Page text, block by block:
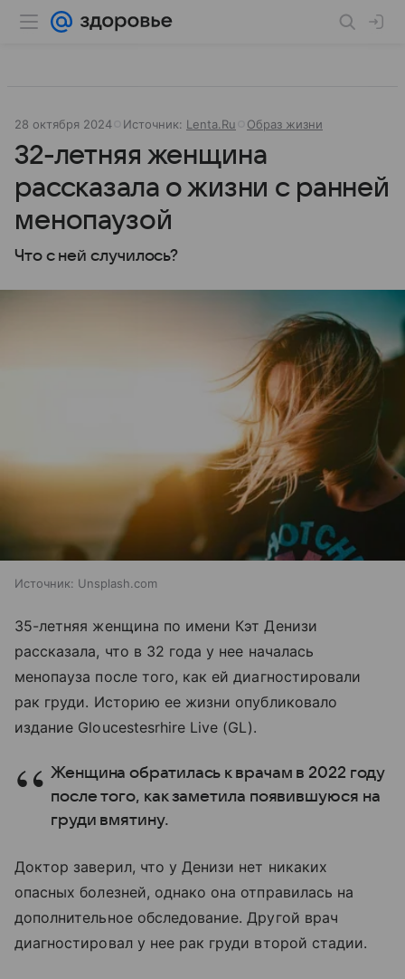
28 октября 2024 Источник: Lenta.Ru Образ жизни
32-летняя женщина
рассказала о жизни с ранней
менопаузой
Что с ней случилось?
Источник: Unsplash.com
35-летняя женщина по имени Кэт Денизи
рассказала, что в 32 года у нее началась
менопауза после того, как ей диагностировали
рак груди. Историю ее жизни опубликовало
издание Gloucestesrhire Live (GL).
Женщина обратилась к врачам в 2022 году
после того, как заметила появившуюся на
груди вмятину.
Доктор заверил, что у Денизи нет никаких
опасных болезней, однако она отправилась на
дополнительное обследование. Другой врач
диагностировал у нее рак груди второй стадии.